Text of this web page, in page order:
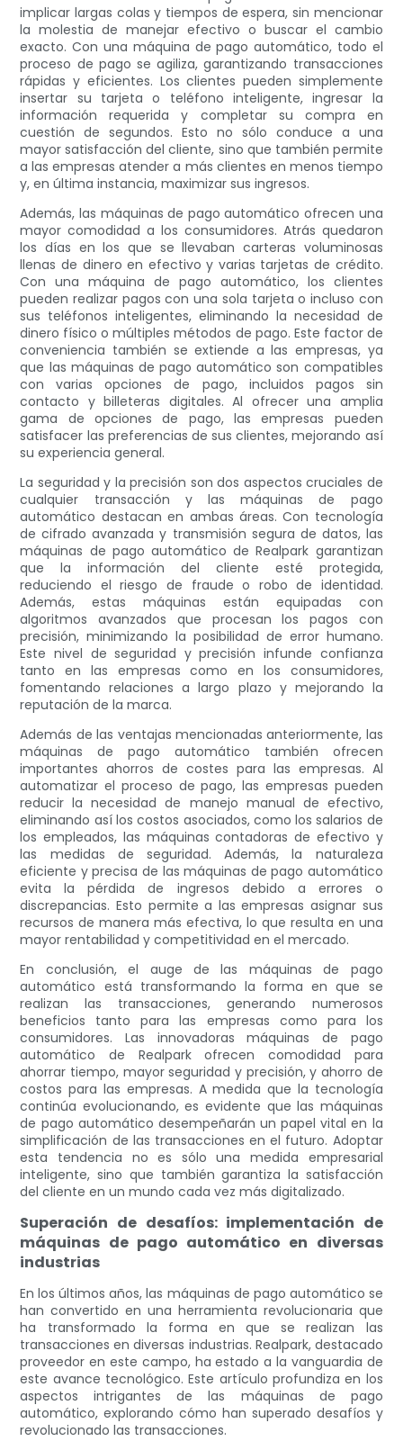
implicar largas colas y tiempos de espera, sin mencionar
la molestia de manejar efectivo o buscar el cambio
exacto. Con una máquina de pago automático, todo el
proceso de pago se agiliza, garantizando transacciones
rápidas y eficientes. Los clientes pueden simplemente
insertar su tarjeta o teléfono inteligente, ingresar la
información requerida y completar su compra en
cuestión de segundos. Esto no sólo conduce a una
mayor satisfacción del cliente, sino que también permite
a las empresas atender a más clientes en menos tiempo
y, en última instancia, maximizar sus ingresos.
Además, las máquinas de pago automático ofrecen una
mayor comodidad a los consumidores. Atrás quedaron
los días en los que se llevaban carteras voluminosas
llenas de dinero en efectivo y varias tarjetas de crédito.
Con una máquina de pago automático, los clientes
pueden realizar pagos con una sola tarjeta o incluso con
sus teléfonos inteligentes, eliminando la necesidad de
dinero físico o múltiples métodos de pago. Este factor de
conveniencia también se extiende a las empresas, ya
que las máquinas de pago automático son compatibles
con varias opciones de pago, incluidos pagos sin
contacto y billeteras digitales. Al ofrecer una amplia
gama de opciones de pago, las empresas pueden
satisfacer las preferencias de sus clientes, mejorando así
su experiencia general.
La seguridad y la precisión son dos aspectos cruciales de
cualquier transacción y las máquinas de pago
automático destacan en ambas áreas. Con tecnología
de cifrado avanzada y transmisión segura de datos, las
máquinas de pago automático de Realpark garantizan
que la información del cliente esté protegida,
reduciendo el riesgo de fraude o robo de identidad.
Además, estas máquinas están equipadas con
algoritmos avanzados que procesan los pagos con
precisión, minimizando la posibilidad de error humano.
Este nivel de seguridad y precisión infunde confianza
tanto en las empresas como en los consumidores,
fomentando relaciones a largo plazo y mejorando la
reputación de la marca.
Además de las ventajas mencionadas anteriormente, las
máquinas de pago automático también ofrecen
importantes ahorros de costes para las empresas. Al
automatizar el proceso de pago, las empresas pueden
reducir la necesidad de manejo manual de efectivo,
eliminando así los costos asociados, como los salarios de
los empleados, las máquinas contadoras de efectivo y
las medidas de seguridad. Además, la naturaleza
eficiente y precisa de las máquinas de pago automático
evita la pérdida de ingresos debido a errores o
discrepancias. Esto permite a las empresas asignar sus
recursos de manera más efectiva, lo que resulta en una
mayor rentabilidad y competitividad en el mercado.
En conclusión, el auge de las máquinas de pago
automático está transformando la forma en que se
realizan las transacciones, generando numerosos
beneficios tanto para las empresas como para los
consumidores. Las innovadoras máquinas de pago
automático de Realpark ofrecen comodidad para
ahorrar tiempo, mayor seguridad y precisión, y ahorro de
costos para las empresas. A medida que la tecnología
continúa evolucionando, es evidente que las máquinas
de pago automático desempeñarán un papel vital en la
simplificación de las transacciones en el futuro. Adoptar
esta tendencia no es sólo una medida empresarial
inteligente, sino que también garantiza la satisfacción
del cliente en un mundo cada vez más digitalizado.
Superación de desafíos: implementación de
máquinas de pago automático en diversas
industrias
En los últimos años, las máquinas de pago automático se
han convertido en una herramienta revolucionaria que
ha transformado la forma en que se realizan las
transacciones en diversas industrias. Realpark, destacado
proveedor en este campo, ha estado a la vanguardia de
este avance tecnológico. Este artículo profundiza en los
aspectos intrigantes de las máquinas de pago
automático, explorando cómo han superado desafíos y
revolucionado las transacciones.